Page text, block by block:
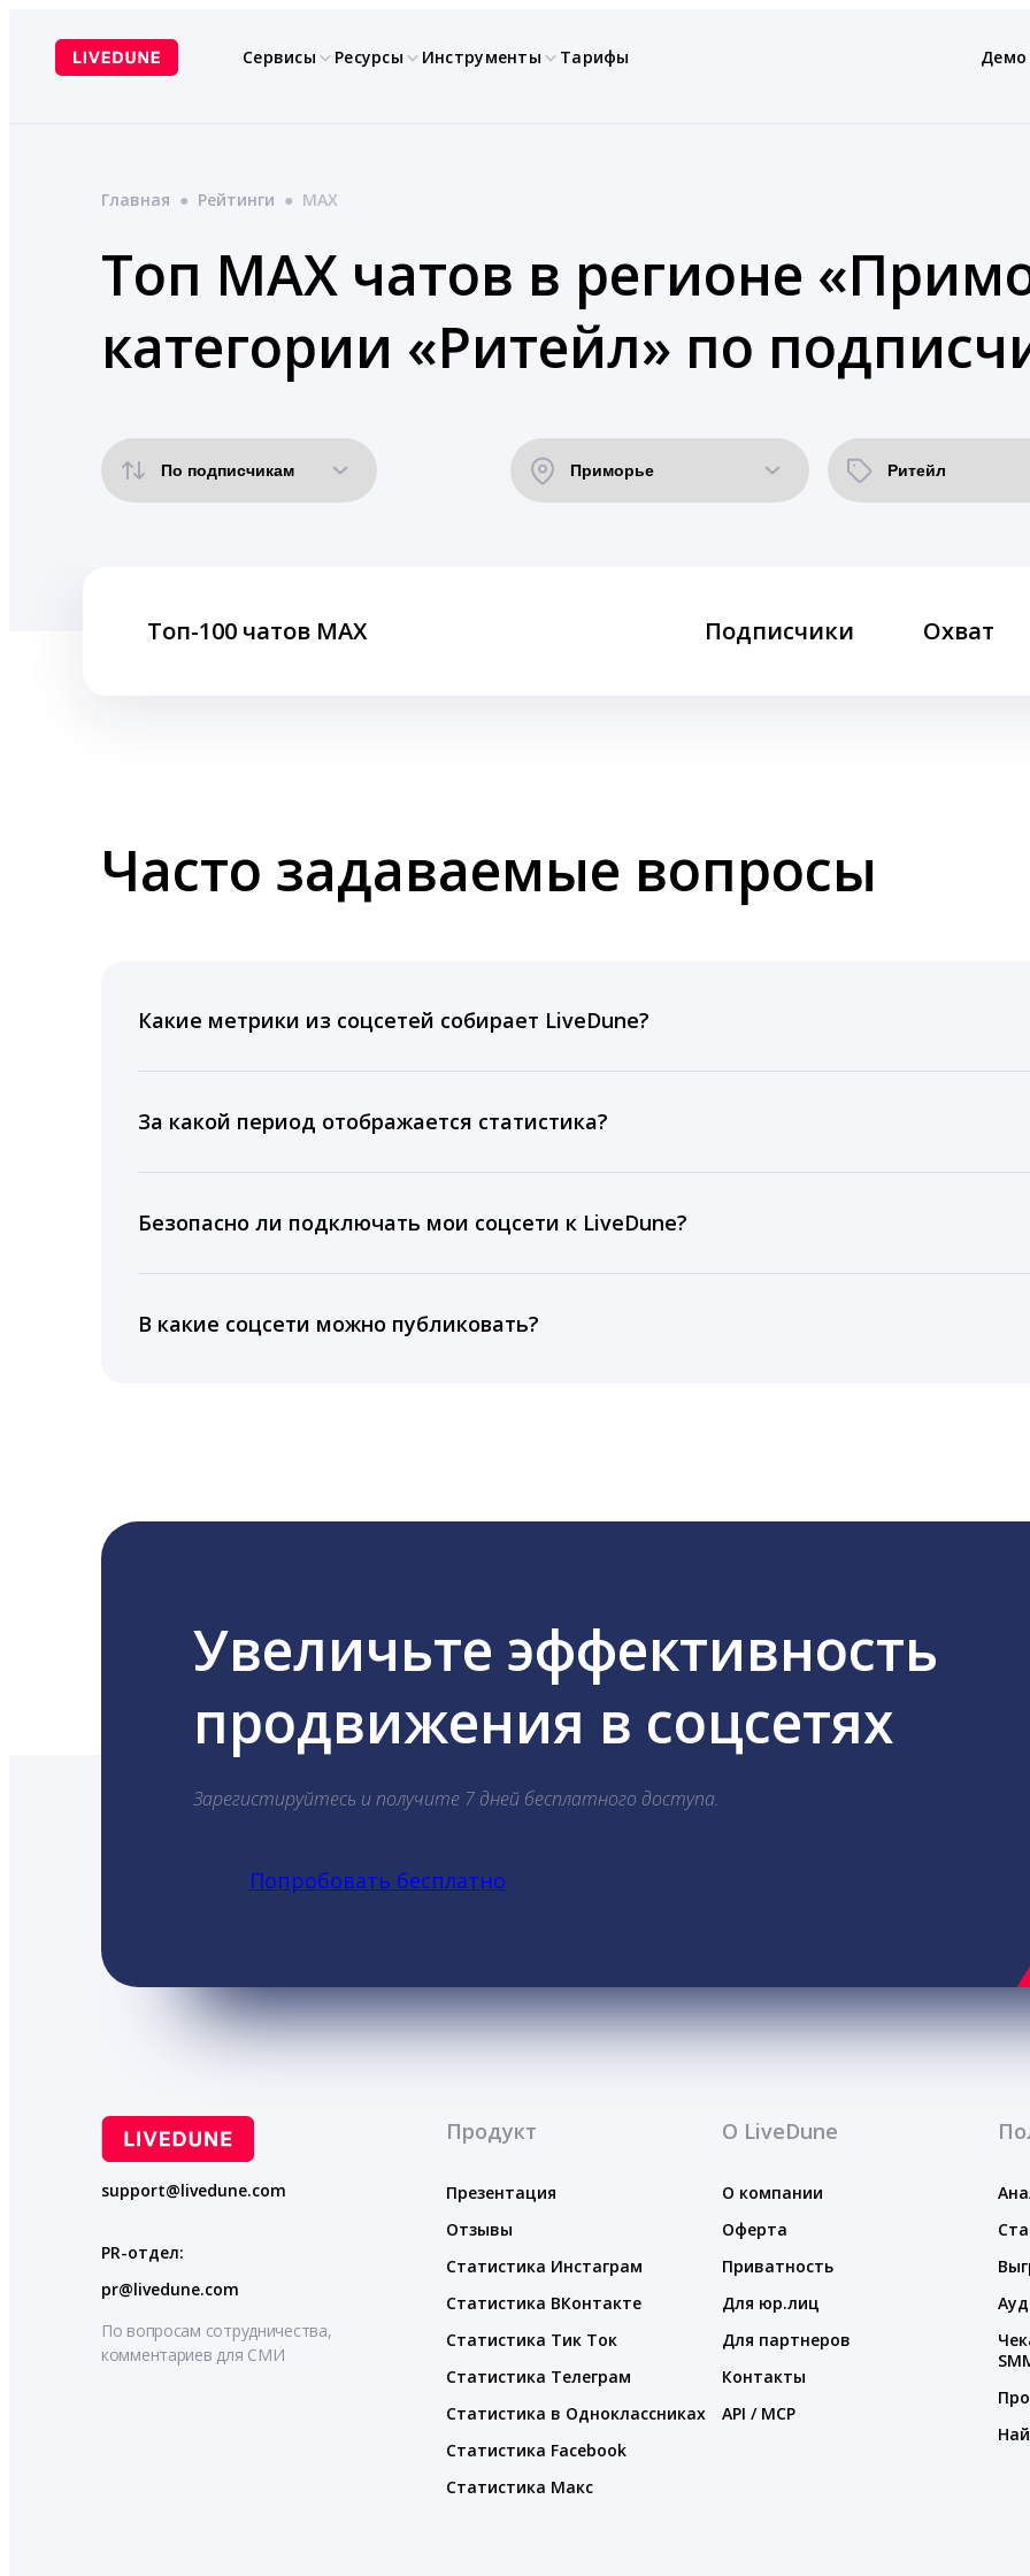
содержимому
Сервисы Ресурсы Инструменты Тарифы Демо
Главная ● Рейтинги ● MAX
Топ MAX чатов в регионе
категории «Ритейл» по
Топ-100 чатов MAX Подписчики Охват
Часто задаваемые вопросы
Какие метрики из соцсетей собирает LiveDune?
время для публикации, показываем лучшие посты и присылаем автоматические отчеты с
За какой период отображается статистика?
подключении тарифа Блогер. При оплате тарифа Бизнес отображаются сведения за 3 года, а
5 лет.
Безопасно ли подключать мои соцсети к LiveDune?
информацию третьим лицам.
В какие соцсети можно публиковать?
Увеличьте эффективность
продвижения в соцсетях
Зарегистируйтесь и получите 7 дней бесплатного доступа.
Попробовать бесплатно
support@livedune.com
PR-отдел:
pr@livedune.com
По вопросам сотрудничества,
комментариев для СМИ
Продукт
Презентация
Отзывы
Статистика Инстаграм
Статистика ВКонтакте
Статистика Тик Ток
Статистика Телеграм
Статистика в Одноклассниках
Статистика Facebook
Статистика Макс
О LiveDune
О компании
Оферта
Приватность
Для юр.лиц
Для партнеров
Контакты
API / MCP